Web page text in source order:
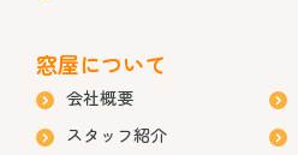
窓屋について
会社概要
スタッフ紹介